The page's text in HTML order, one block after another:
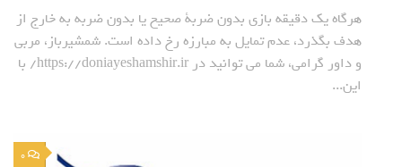
هرگاه یک دقیقه بازی بدون ضربة صحیح یا بدون ضربه به خارج از
هدف بگذرد، عدم تمایل به مبارزه رخ داده است. شمشیرباز، مربی
و داور گرامی، شما می توانید در https://doniayeshamshir.ir/ با
این...
0